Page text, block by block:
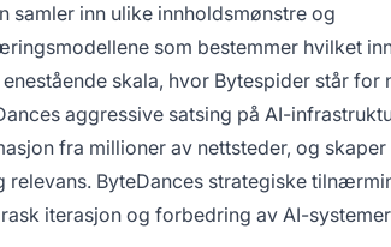
inn ulike innholdsmønstre og
som bestemmer hvilket
skala, hvor Bytespider står for
aggressive satsing på AI-
fra millioner av nettsteder, og skaper
ByteDances strategiske
iterasjon og forbedring av AI-